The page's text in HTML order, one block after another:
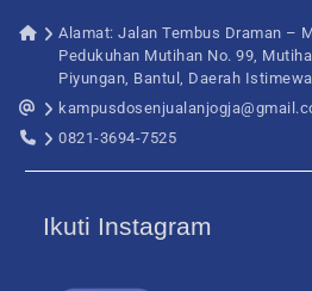
Alamat: Jalan Tembus Draman –
Pedukuhan Mutihan No. 99,
Piyungan, Bantul, Daerah
0821-3694-7525
Ikuti Instagram